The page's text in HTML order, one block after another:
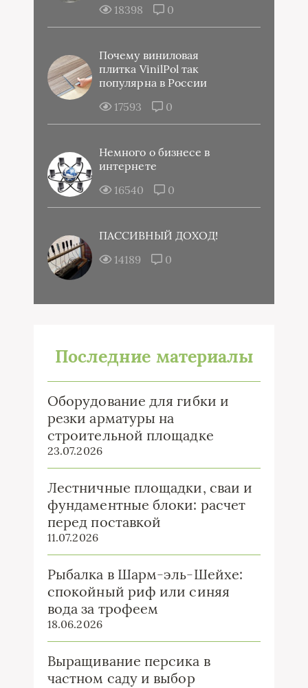
18398 0
Почему виниловая
плитка VinilPol так
популярна в России
17593
0
Немного о бизнесе в
интернете
16540
0
ПАССИВНЫЙ ДОХОД!
14189
0
Последние материалы
Оборудование для гибки и
резки арматуры на
строительной площадке
23.07.2026
Лестничные площадки, сваи и
фундаментные блоки: расчет
перед поставкой
11.07.2026
Рыбалка в Шарм-эль-Шейхе:
спокойный риф или синяя
вода за трофеем
18.06.2026
Выращивание персика в
частном саду и выбор